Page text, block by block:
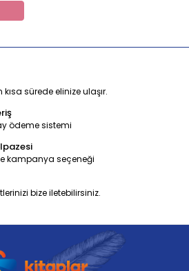
sürede elinize ulaşır.
ödeme sistemi
kampanya seçeneği
bize iletebilirsiniz.